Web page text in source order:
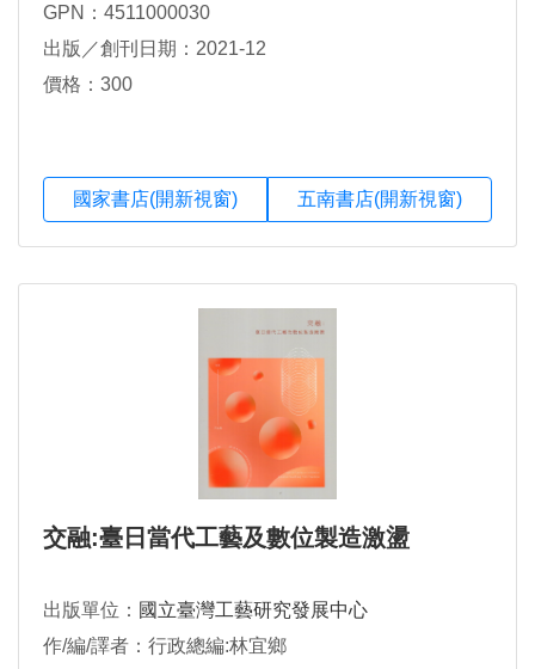
GPN：4511000030
出版／創刊日期：2021-12
價格：300
國家書店(開新視窗) 五南書店(開新視窗)
交融:臺日當代工藝及數位製造激盪
出版單位： 國立臺灣工藝研究發展中心
作/編/譯者：行政總編:林宜鄉